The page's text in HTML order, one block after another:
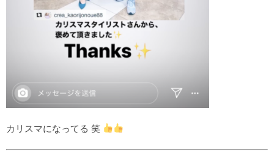
カリスマになってる 笑